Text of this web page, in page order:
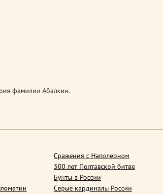
фамилии Абалкин.
Сражения с Наполеоном
300 лет Полтавской битве
Бунты в России
Серые кардиналы России